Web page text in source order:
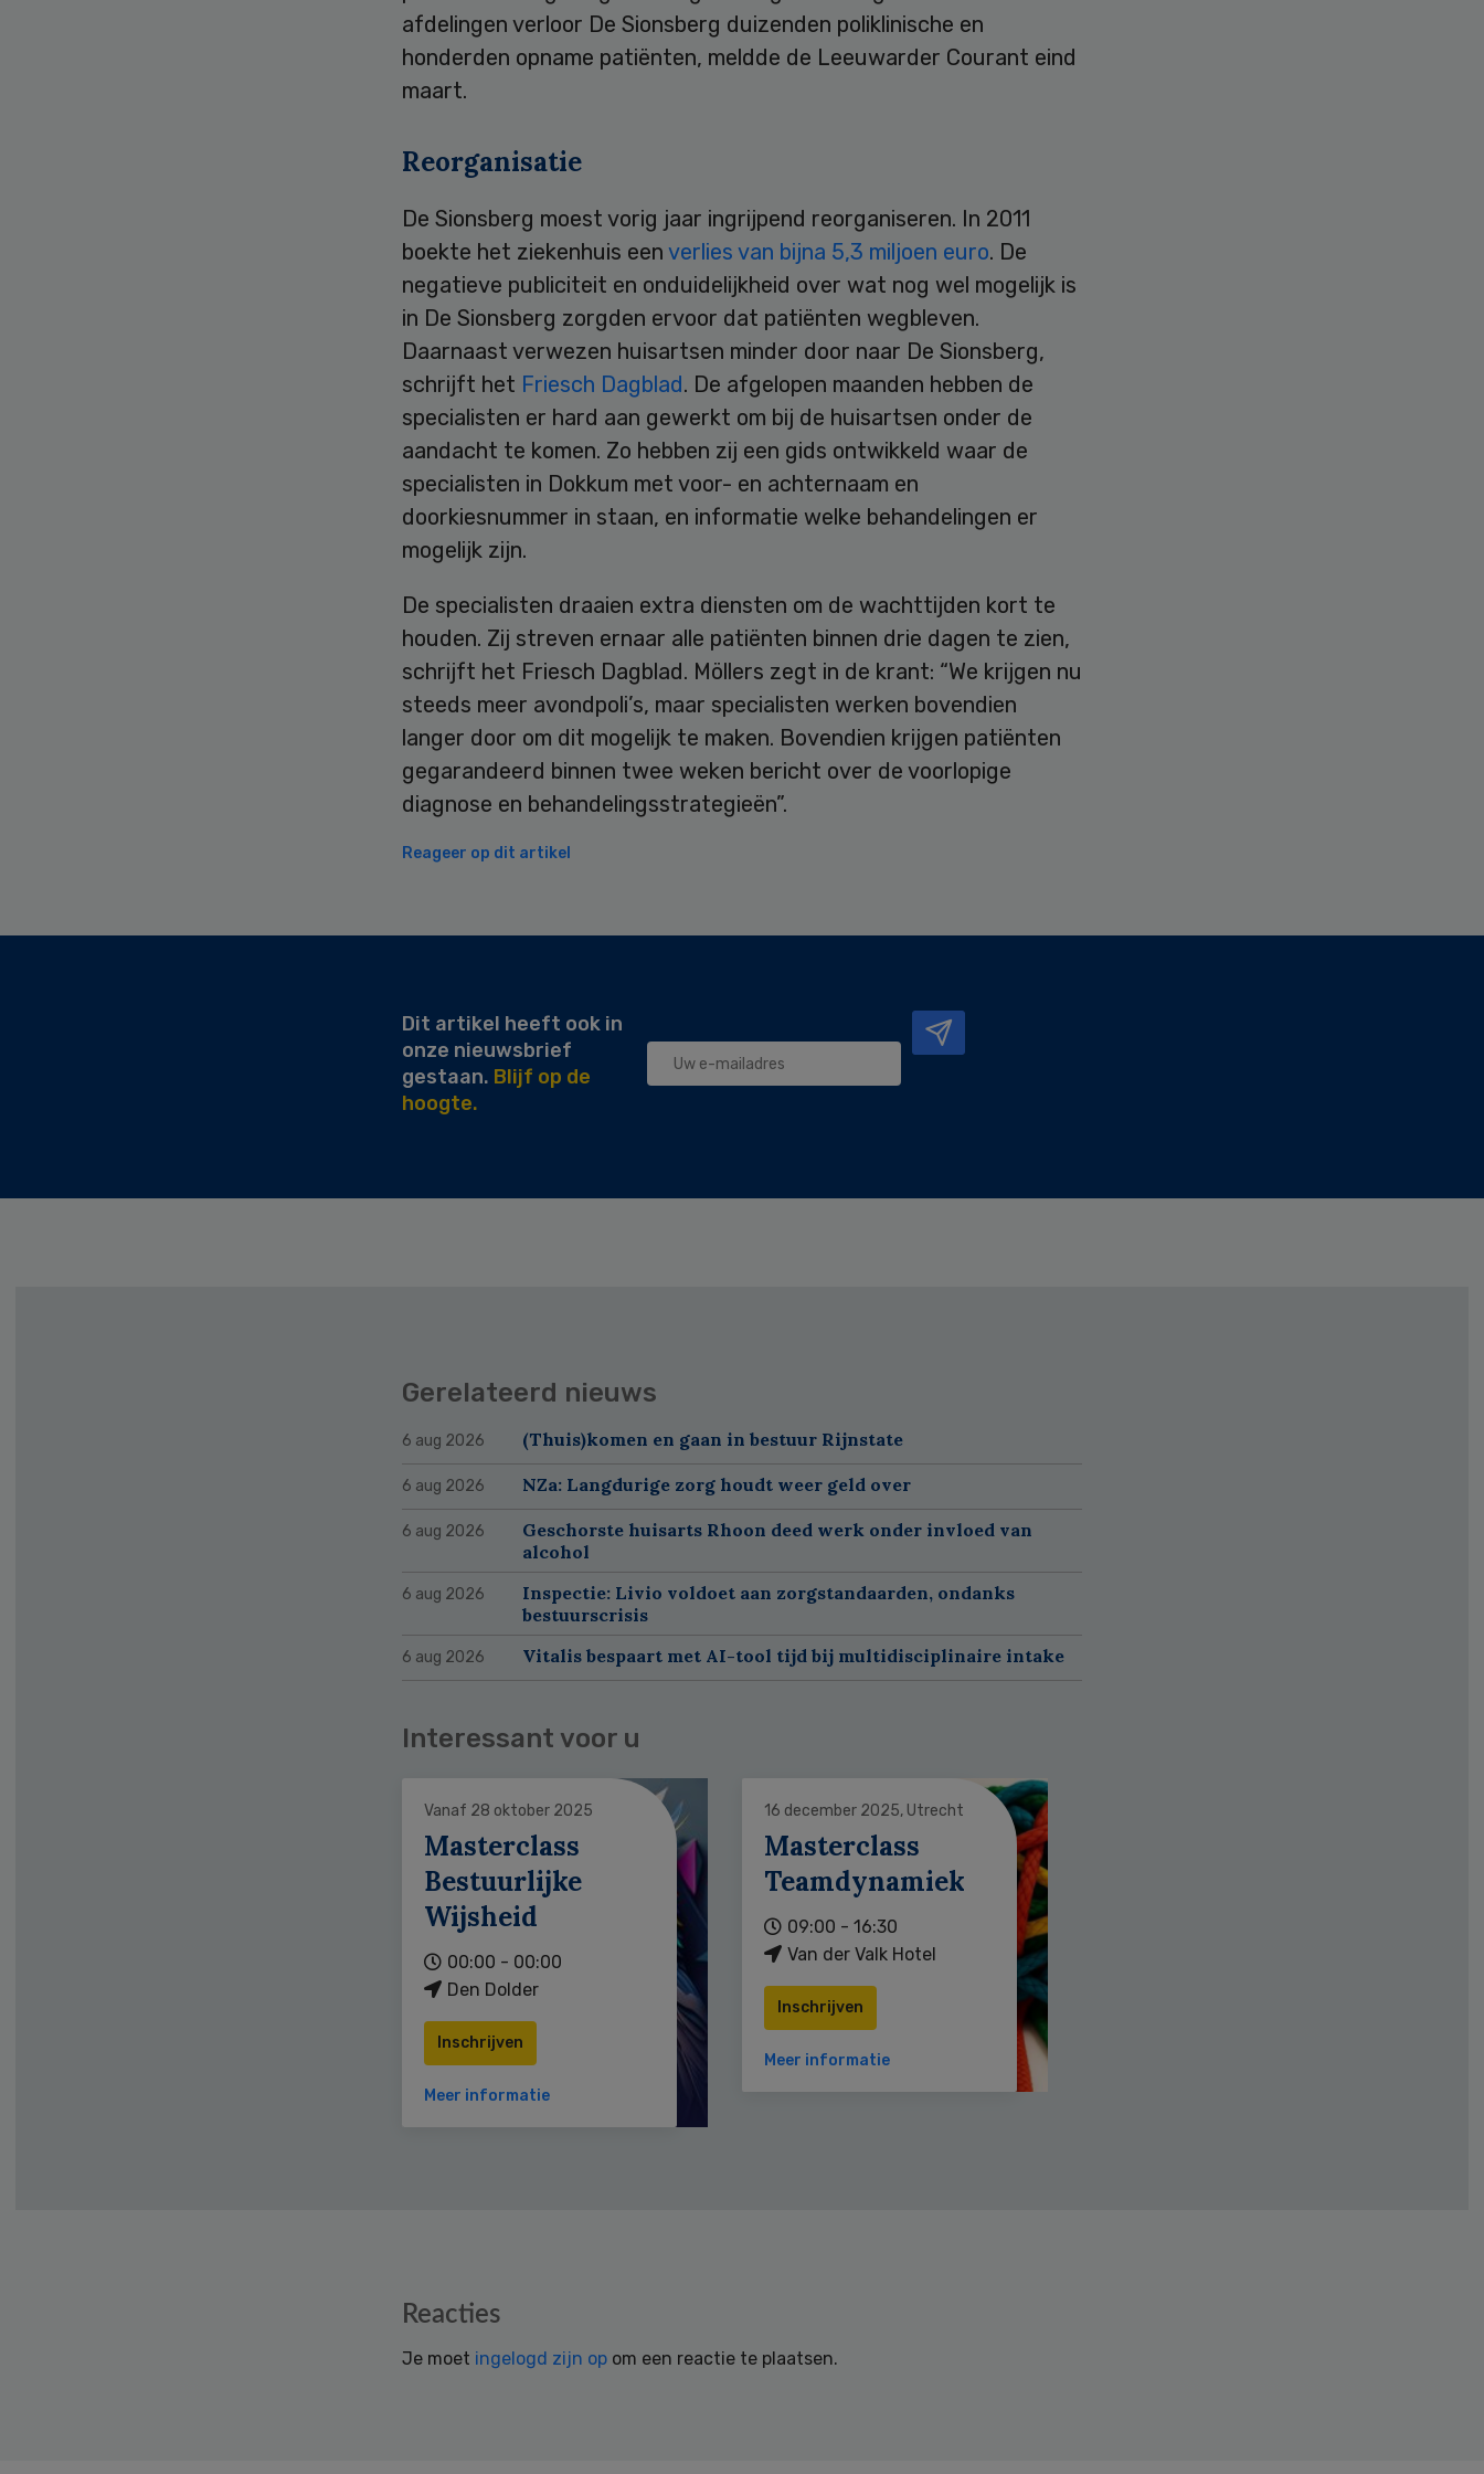
afdelingen verloor De Sionsberg duizenden poliklinische en
honderden opname patiënten, meldde de Leeuwarder Courant eind
maart.
Reorganisatie
De Sionsberg moest vorig jaar ingrijpend reorganiseren. In 2011
boekte het ziekenhuis een verlies van bijna 5,3 miljoen euro. De
negatieve publiciteit en onduidelijkheid over wat nog wel mogelijk is
in De Sionsberg zorgden ervoor dat patiënten wegbleven.
Daarnaast verwezen huisartsen minder door naar De Sionsberg,
schrijft het Friesch Dagblad. De afgelopen maanden hebben de
specialisten er hard aan gewerkt om bij de huisartsen onder de
aandacht te komen. Zo hebben zij een gids ontwikkeld waar de
specialisten in Dokkum met voor- en achternaam en
doorkiesnummer in staan, en informatie welke behandelingen er
mogelijk zijn.
De specialisten draaien extra diensten om de wachttijden kort te
houden. Zij streven ernaar alle patiënten binnen drie dagen te zien,
schrijft het Friesch Dagblad. Möllers zegt in de krant: “We krijgen nu
steeds meer avondpoli’s, maar specialisten werken bovendien
langer door om dit mogelijk te maken. Bovendien krijgen patiënten
gegarandeerd binnen twee weken bericht over de voorlopige
diagnose en behandelingsstrategieën”.
Reageer op dit artikel
Dit artikel heeft ook in
onze nieuwsbrief
gestaan. Blijf op de
hoogte.
Gerelateerd nieuws
6 aug 2026 (Thuis)komen en gaan in bestuur Rijnstate
6 aug 2026 NZa: Langdurige zorg houdt weer geld over
6 aug 2026
Geschorste huisarts Rhoon deed werk onder invloed van
alcohol
6 aug 2026
Inspectie: Livio voldoet aan zorgstandaarden, ondanks
bestuurscrisis
6 aug 2026 Vitalis bespaart met AI-tool tijd bij multidisciplinaire intake
Interessant voor u
Vanaf 28 oktober 2025
Masterclass
Bestuurlijke
Wijsheid
00:00 - 00:00
Den Dolder
Inschrijven
Meer informatie
16 december 2025, Utrecht
Masterclass
Teamdynamiek
09:00 - 16:30
Van der Valk Hotel
Inschrijven
Meer informatie
Reacties
Je moet ingelogd zijn op om een reactie te plaatsen.